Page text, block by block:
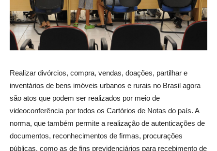
Realizar divórcios, compra, vendas, doações, partilhar e
inventários de bens imóveis urbanos e rurais no Brasil agora
são atos que podem ser realizados por meio de
videoconferência por todos os Cartórios de Notas do país. A
norma, que também permite a realização de autenticações de
documentos, reconhecimentos de firmas, procurações
públicas, como as de fins previdenciários para recebimento de